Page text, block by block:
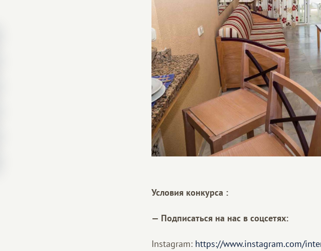
Условия конкурса :
— Подписаться на нас в соцсетях:
Instagram: https://www.instagram.com/